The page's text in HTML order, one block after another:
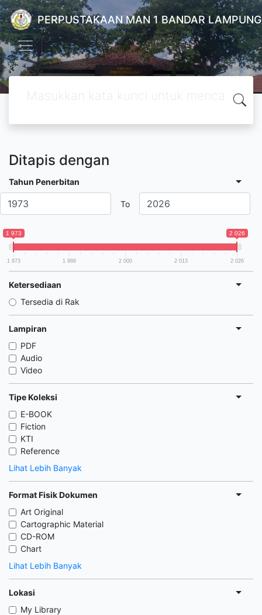
PERPUSTAKAAN MAN 1 BANDAR LAMPUNG
Ditapis dengan
Tahun Penerbitan
To
1 973 2 026
1 973 1 986 2 000 2 013 2 026
Ketersediaan
Tersedia di Rak
Lampiran
PDF
Audio
Video
Tipe Koleksi
E-BOOK
Fiction
KTI
Reference
Lihat Lebih Banyak
Format Fisik Dokumen
Art Original
Cartographic Material
CD-ROM
Chart
Lihat Lebih Banyak
Lokasi
My Library